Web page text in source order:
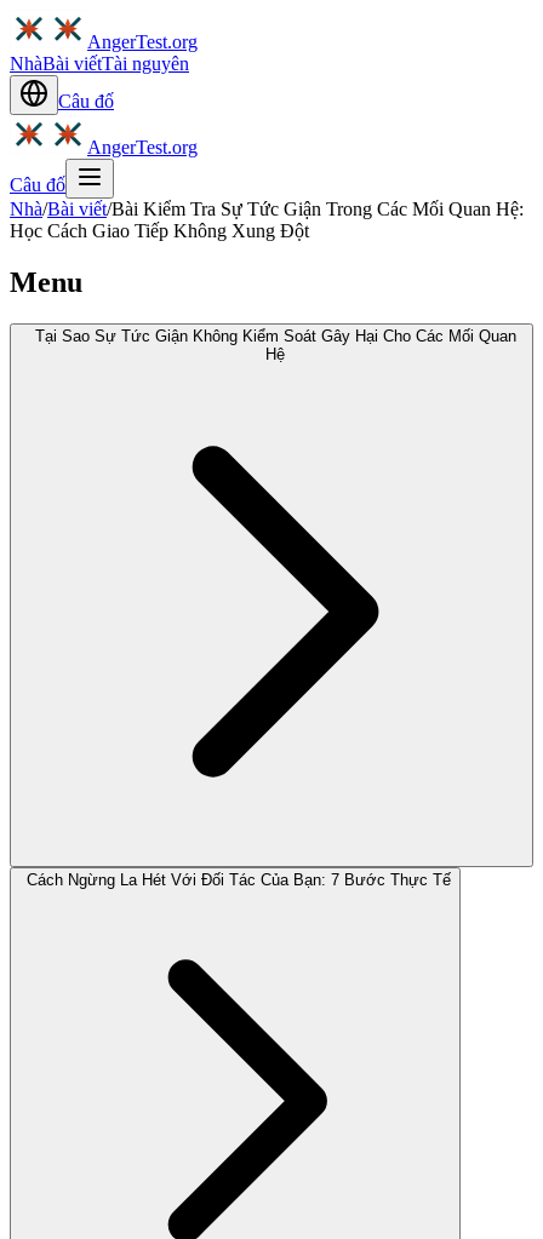
AngerTest.org
NhàBài viếtTài nguyên
Câu đố
AngerTest.org
Câu đố
Nhà/Bài viết/Bài Kiểm Tra Sự Tức Giận Trong Các Mối Quan Hệ:
Học Cách Giao Tiếp Không Xung Đột
Menu
Tại Sao Sự Tức Giận Không Kiểm Soát Gây Hại Cho Các Mối Quan
Hệ
Cách Ngừng La Hét Với Đối Tác Của Bạn: 7 Bước Thực Tế